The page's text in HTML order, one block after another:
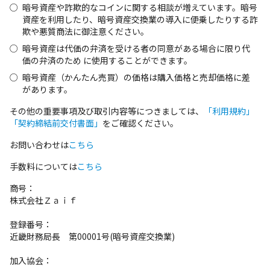
暗号資産や詐欺的なコインに関する相談が増えています。暗号
資産を利用したり、暗号資産交換業の導入に便乗したりする詐
欺や悪質商法に御注意ください。
暗号資産は代価の弁済を受ける者の同意がある場合に限り代
価の弁済のため に使⽤することができます。
暗号資産（かんたん売買）の価格は購入価格と売却価格に差
があります。
その他の重要事項及び取引内容等につきましては、
「利用規約」
「契約締結前交付書面」 をご確認ください。
お問い合わせはこちら
手数料についてはこちら
商号：
株式会社Ｚａｉｆ
登録番号：
近畿財務局長 第00001号(暗号資産交換業)
加入協会：